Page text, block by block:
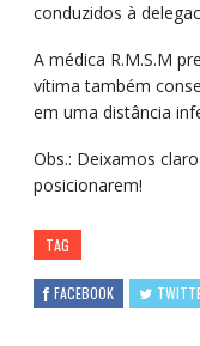
conduzidos à
A médica R.M.S.M
vítima também
em uma distância
Obs.: Deixamos
posicionarem!
TAG
FACEBOOK